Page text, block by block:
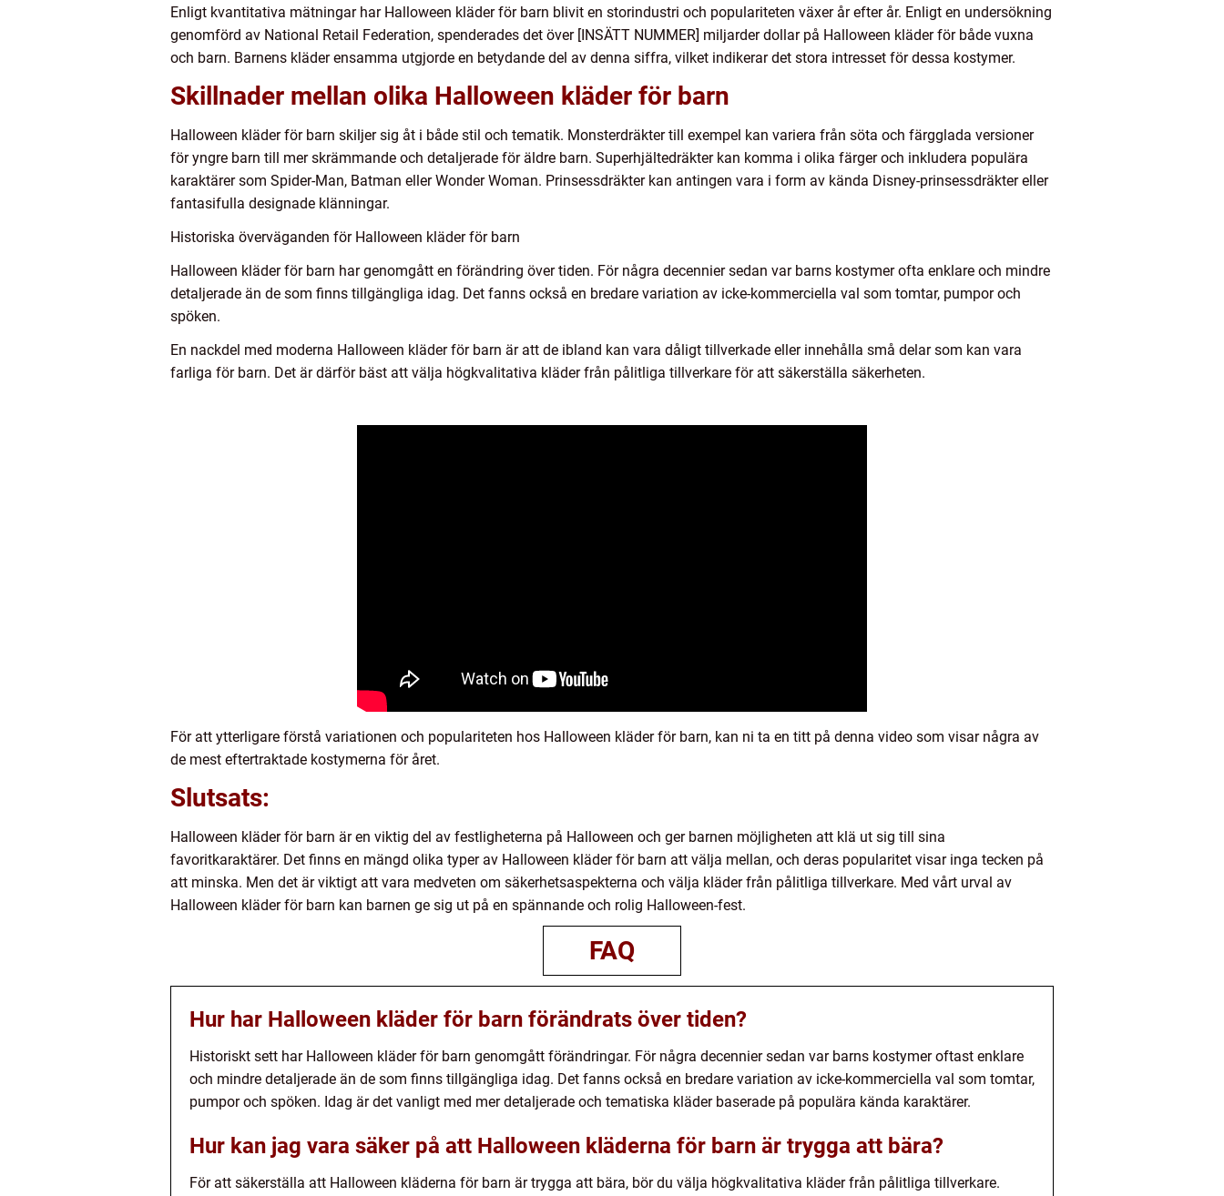
Enligt kvantitativa mätningar har Halloween kläder för barn blivit en storindustri och populariteten växer år efter år. Enligt en undersökning
genomförd av National Retail Federation, spenderades det över [INSÄTT NUMMER] miljarder dollar på Halloween kläder för både vuxna
och barn. Barnens kläder ensamma utgjorde en betydande del av denna siffra, vilket indikerar det stora intresset för dessa kostymer.
Skillnader mellan olika Halloween kläder för barn
Halloween kläder för barn skiljer sig åt i både stil och tematik. Monsterdräkter till exempel kan variera från söta och färgglada versioner
för yngre barn till mer skrämmande och detaljerade för äldre barn. Superhjältedräkter kan komma i olika färger och inkludera populära
karaktärer som Spider-Man, Batman eller Wonder Woman. Prinsessdräkter kan antingen vara i form av kända Disney-prinsessdräkter eller
fantasifulla designade klänningar.
Historiska överväganden för Halloween kläder för barn
Halloween kläder för barn har genomgått en förändring över tiden. För några decennier sedan var barns kostymer ofta enklare och mindre
detaljerade än de som finns tillgängliga idag. Det fanns också en bredare variation av icke-kommerciella val som tomtar, pumpor och
spöken.
En nackdel med moderna Halloween kläder för barn är att de ibland kan vara dåligt tillverkade eller innehålla små delar som kan vara
farliga för barn. Det är därför bäst att välja högkvalitativa kläder från pålitliga tillverkare för att säkerställa säkerheten.
För att ytterligare förstå variationen och populariteten hos Halloween kläder för barn, kan ni ta en titt på denna video som visar några av
de mest eftertraktade kostymerna för året.
Slutsats:
Halloween kläder för barn är en viktig del av festligheterna på Halloween och ger barnen möjligheten att klä ut sig till sina
favoritkaraktärer. Det finns en mängd olika typer av Halloween kläder för barn att välja mellan, och deras popularitet visar inga tecken på
att minska. Men det är viktigt att vara medveten om säkerhetsaspekterna och välja kläder från pålitliga tillverkare. Med vårt urval av
Halloween kläder för barn kan barnen ge sig ut på en spännande och rolig Halloween-fest.
FAQ
Hur har Halloween kläder för barn förändrats över tiden?
Historiskt sett har Halloween kläder för barn genomgått förändringar. För några decennier sedan var barns kostymer oftast enklare
och mindre detaljerade än de som finns tillgängliga idag. Det fanns också en bredare variation av icke-kommerciella val som tomtar,
pumpor och spöken. Idag är det vanligt med mer detaljerade och tematiska kläder baserade på populära kända karaktärer.
Hur kan jag vara säker på att Halloween kläderna för barn är trygga att bära?
För att säkerställa att Halloween kläderna för barn är trygga att bära, bör du välja högkvalitativa kläder från pålitliga tillverkare.